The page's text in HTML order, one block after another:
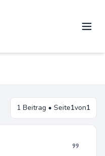
1 Beitrag • Seite1von1